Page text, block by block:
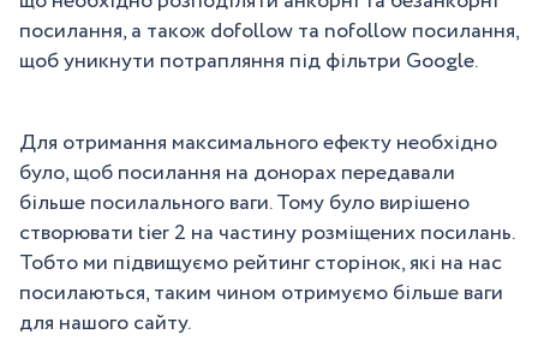
посилання, а також dofollow та nofollow посилання,
щоб уникнути потрапляння під фільтри Google.
Для отримання максимального ефекту необхідно
було, щоб посилання на донорах передавали
більше посилального ваги. Тому було вирішено
створювати tier 2 на частину розміщених посилань.
Тобто ми підвищуємо рейтинг сторінок, які на нас
посилаються, таким чином отримуємо більше ваги
для нашого сайту.